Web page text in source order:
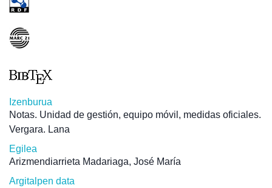
Izenburua
Notas. Unidad de gestión, equipo móvil, medidas oficiales.
Vergara. Lana
Egilea
Arizmendiarrieta Madariaga, José María
Argitalpen data